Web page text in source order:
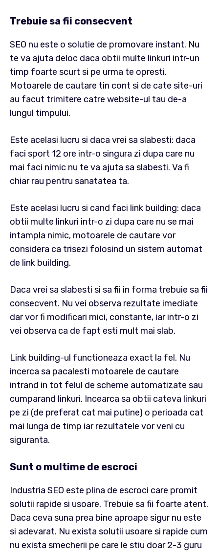
Trebuie sa fii consecvent
SEO nu este o solutie de promovare instant. Nu
te va ajuta deloc daca obtii multe linkuri intr-un
timp foarte scurt si pe urma te opresti.
Motoarele de cautare tin cont si de cate site-uri
au facut trimitere catre website-ul tau de-a
lungul timpului.
Este acelasi lucru si daca vrei sa slabesti: daca
faci sport 12 ore intr-o singura zi dupa care nu
mai faci nimic nu te va ajuta sa slabesti. Va fi
chiar rau pentru sanatatea ta.
Este acelasi lucru si cand faci link building: daca
obtii multe linkuri intr-o zi dupa care nu se mai
intampla nimic, motoarele de cautare vor
considera ca trisezi folosind un sistem automat
de link building.
Daca vrei sa slabesti si sa fii in forma trebuie sa fii
consecvent. Nu vei observa rezultate imediate
dar vor fi modificari mici, constante, iar intr-o zi
vei observa ca de fapt esti mult mai slab.
Link building-ul functioneaza exact la fel. Nu
incerca sa pacalesti motoarele de cautare
intrand in tot felul de scheme automatizate sau
cumparand linkuri. Incearca sa obtii cateva linkuri
pe zi (de preferat cat mai putine) o perioada cat
mai lunga de timp iar rezultatele vor veni cu
siguranta.
Sunt o multime de escroci
Industria SEO este plina de escroci care promit
solutii rapide si usoare. Trebuie sa fii foarte atent.
Daca ceva suna prea bine aproape sigur nu este
si adevarat. Nu exista solutii usoare si rapide cum
nu exista smecherii pe care le stiu doar 2-3 guru